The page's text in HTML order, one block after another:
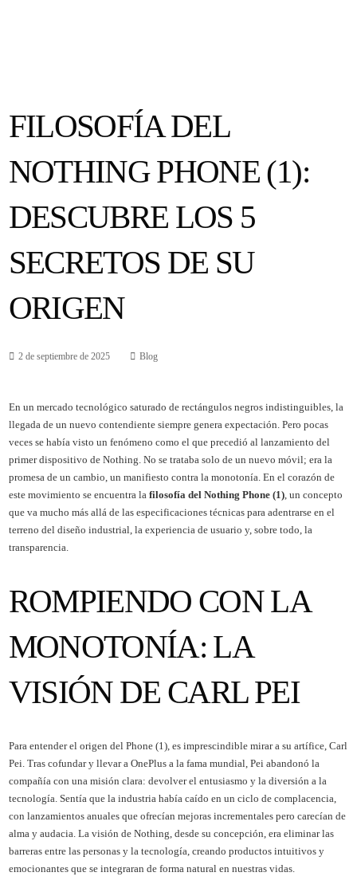
FILOSOFÍA DEL
NOTHING PHONE (1):
DESCUBRE LOS 5
SECRETOS DE SU
ORIGEN
2 de septiembre de 2025 Blog
En un mercado tecnológico saturado de rectángulos negros indistinguibles, la
llegada de un nuevo contendiente siempre genera expectación. Pero pocas
veces se había visto un fenómeno como el que precedió al lanzamiento del
primer dispositivo de Nothing. No se trataba solo de un nuevo móvil; era la
promesa de un cambio, un manifiesto contra la monotonía. En el corazón de
este movimiento se encuentra la filosofía del Nothing Phone (1), un concepto
que va mucho más allá de las especificaciones técnicas para adentrarse en el
terreno del diseño industrial, la experiencia de usuario y, sobre todo, la
transparencia.
ROMPIENDO CON LA
MONOTONÍA: LA
VISIÓN DE CARL PEI
Para entender el origen del Phone (1), es imprescindible mirar a su artífice, Carl
Pei. Tras cofundar y llevar a OnePlus a la fama mundial, Pei abandonó la
compañía con una misión clara: devolver el entusiasmo y la diversión a la
tecnología. Sentía que la industria había caído en un ciclo de complacencia,
con lanzamientos anuales que ofrecían mejoras incrementales pero carecían de
alma y audacia. La visión de Nothing, desde su concepción, era eliminar las
barreras entre las personas y la tecnología, creando productos intuitivos y
emocionantes que se integraran de forma natural en nuestras vidas.